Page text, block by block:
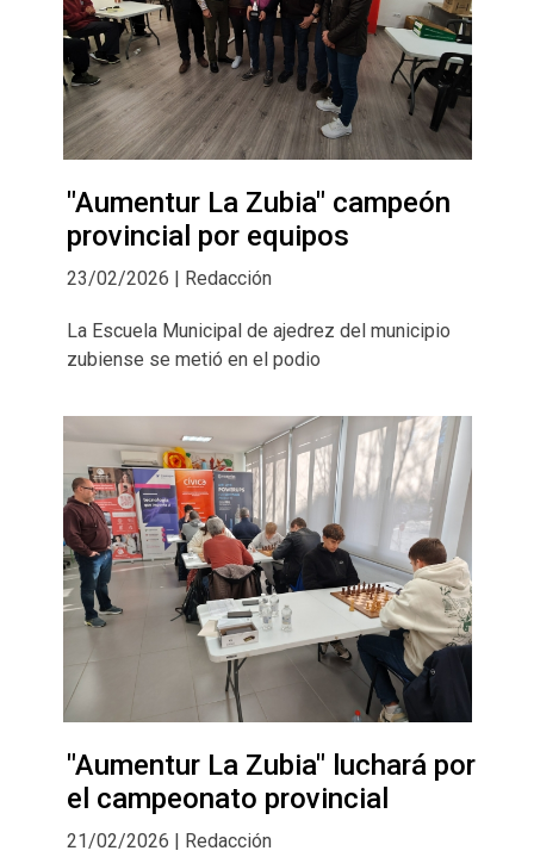
"Aumentur La Zubia" campeón
provincial por equipos
23/02/2026 | Redacción
La Escuela Municipal de ajedrez del municipio
zubiense se metió en el podio
"Aumentur La Zubia" luchará por
el campeonato provincial
21/02/2026 | Redacción